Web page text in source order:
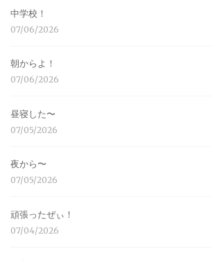
中学校！
07/06/2026
朝からよ！
07/06/2026
昼寝した〜
07/05/2026
夜から〜
07/05/2026
頑張ったぜぃ！
07/04/2026